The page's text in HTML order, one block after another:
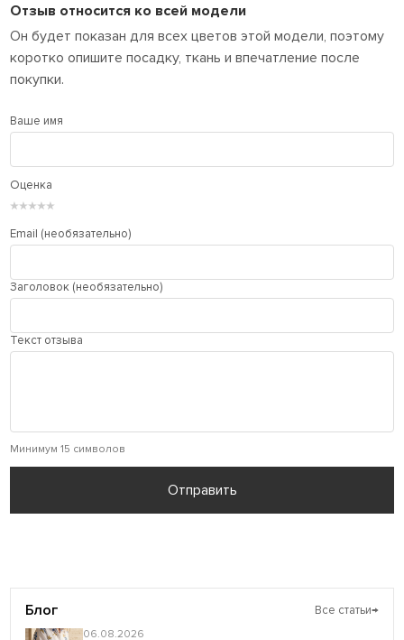
Отзыв относится ко всей модели
Он будет показан для всех цветов этой модели, поэтому
коротко опишите посадку, ткань и впечатление после
покупки.
Ваше имя
Оценка
★
★
★
★
★
Email (необязательно)
Заголовок (необязательно)
Текст отзыва
Минимум 15 символов
Отправить
Блог Все статьи→
06.08.2026